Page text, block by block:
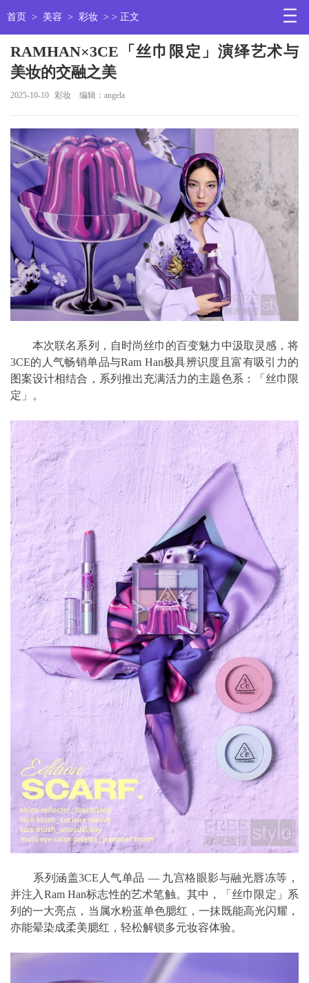
首页 > 美容 > 彩妆 > > 正文
RAMHAN×3CE「丝巾限定」演绎艺术与
美妆的交融之美
2025-10-10 彩妆 编辑：angela
本次联名系列，自时尚丝巾的百变魅力中汲取灵感，将
3CE的人气畅销单品与Ram Han极具辨识度且富有吸引力的
图案设计相结合，系列推出充满活力的主题色系：「丝巾限
定」。
系列涵盖3CE人气单品 — 九宫格眼影与融光唇冻等，
并注入Ram Han标志性的艺术笔触。其中，「丝巾限定」系
列的一大亮点，当属水粉蓝单色腮红，一抹既能高光闪耀，
亦能晕染成柔美腮红，轻松解锁多元妆容体验。